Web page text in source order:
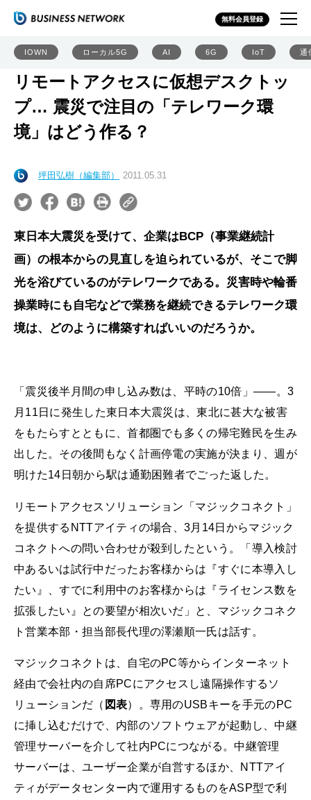
無料会員登録
IOWN ローカル5G AI 6G IoT 通
リモートアクセスに仮想デスクトッ
プ… 震災で注目の「テレワーク環
境」はどう作る？
坪田弘樹（編集部） 2011.05.31
東日本大震災を受けて、企業はBCP（事業継続計
画）の根本からの見直しを迫られているが、そこで脚
光を浴びているのがテレワークである。災害時や輪番
操業時にも自宅などで業務を継続できるテレワーク環
境は、どのように構築すればいいのだろうか。
「震災後半月間の申し込み数は、平時の10倍」――。3
月11日に発生した東日本大震災は、東北に甚大な被害
をもたらすとともに、首都圏でも多くの帰宅難民を生み
出した。その後間もなく計画停電の実施が決まり、週が
明けた14日朝から駅は通勤困難者でごった返した。
リモートアクセスソリューション「マジックコネクト」
を提供するNTTアイティの場合、3月14日からマジック
コネクトへの問い合わせが殺到したという。「導入検討
中あるいは試行中だったお客様からは『すぐに本導入し
たい』、すでに利用中のお客様からは『ライセンス数を
拡張したい』との要望が相次いだ」と、マジックコネク
ト営業本部・担当部長代理の澤瀬順一氏は話す。
マジックコネクトは、自宅のPC等からインターネット
経由で会社内の自席PCにアクセスし遠隔操作するソ
リューションだ（ 図表）。専用のUSBキーを手元のPC
に挿し込むだけで、内部のソフトウェアが起動し、中継
管理サーバーを介して社内PCにつながる。中継管理
サーバーは、ユーザー企業が自営するほか、NTTアイ
ティがデータセンター内で運用するものをASP型で利